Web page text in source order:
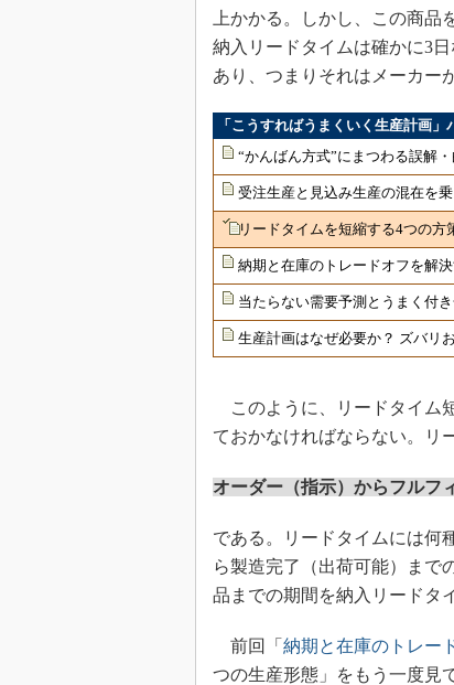
上かかる。しかし、この商品
納入リードタイムは確かに3
あり、つまりそれはメーカー
「こうすればうまくいく生産計画」
“かんばん方式”にまつわる誤解
受注生産と見込み生産の混在を
リードタイムを短縮する4つの方
納期と在庫のトレードオフを解
当たらない需要予測とうまく付
生産計画はなぜ必要か？ ズバリ
このように、リードタイム
ておかなければならない。リ
オーダー（指示）からフルフ
である。リードタイムには何
ら製造完了（出荷可能）まで
品までの期間を納入リードタ
前回「 納期と在庫のトレー
つの生産形態」をもう一度見